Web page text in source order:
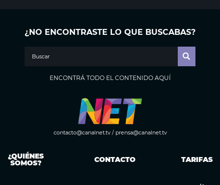
¿NO ENCONTRASTE LO QUE BUSCABAS?
ENCONTRÁ TODO EL CONTENIDO AQUÍ
contacto@canalnet.tv/ prensa@canalnet.tv
¿QUIÉNES
SOMOS? CONTACTO TARIFAS